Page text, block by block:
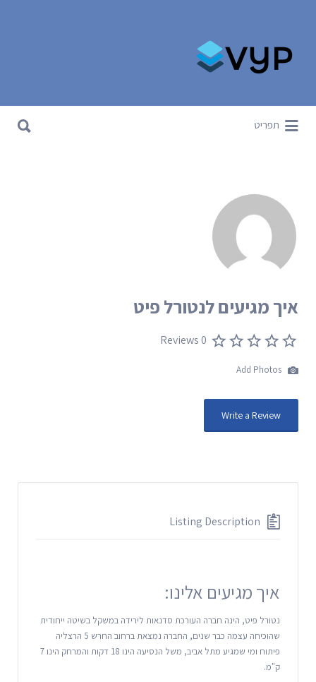
תפריט
איך מגיעים לנטורל פיט
0 Reviews
Write a Review
Listing Description
איך מגיעים אלינו:
נטורל פיט, הינה חברה העורכת סדנאות לירידה במשקל בשיטה ייחודית
שהוכיחה עצמה כבר שנים, החברה נמצאת ברחוב החרש 5 הרצליה
פיתוח ומי שמגיע מתל אביב, משל הנסיעה הינו 18 דקות והמרחק הינו 7
ק"מ.